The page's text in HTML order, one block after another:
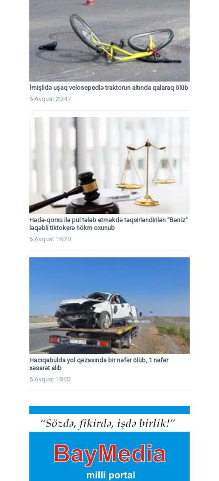
İmişlidə uşaq velosepedlə traktorun altında qalaraq ölüb
6 Avqust 20:47
Hədə-qorxu ilə pul tələb etməkdə təqsirləndirilən "Bəniz"
ləqəbli tiktokerə hökm oxunub
6 Avqust 18:20
Hacıqabulda yol qəzasında bir nəfər ölüb, 1 nəfər
xəsarət alıb
6 Avqust 18:03